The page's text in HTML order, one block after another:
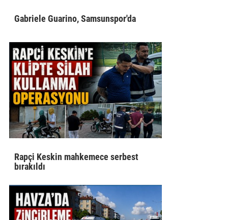
Gabriele Guarino, Samsunspor'da
Rapçi Keskin mahkemece serbest
bırakıldı